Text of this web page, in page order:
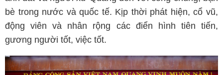
bè trong nước và quốc tế. Kịp thời phát hiện, cổ vũ,
động viên và nhân rộng các điển hình tiên tiến,
gương người tốt, việc tốt.